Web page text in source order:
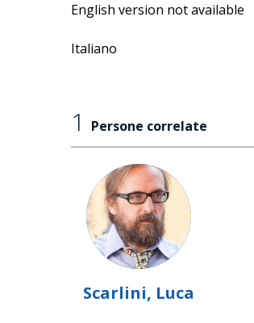
English version not available
Italiano
1 Persone correlate
Scarlini, Luca